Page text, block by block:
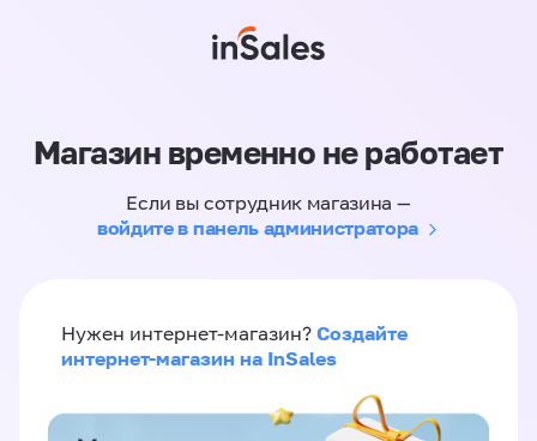
Магазин временно не работает
Если вы сотрудник магазина —
войдите в панель администратора
Нужен интернет-магазин? Создайте
интернет-магазин на InSales